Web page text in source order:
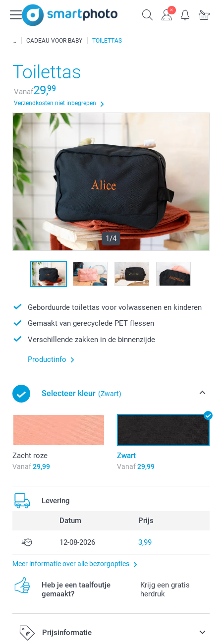
CADEAU VOOR BABY TOILETTAS
Toilettas
Vanaf29,99
Verzendkosten niet inbegrepen
1/4
Geborduurde toilettas voor volwassenen en kinderen
Gemaakt van gerecyclede PET flessen
Verschillende zakken in de binnenzijde
Productinfo
Selecteer kleur (Zwart)
Zacht roze
Vanaf29,99
Zwart
Vanaf29,99
Levering
Datum Prijs
12-08-2026 3,99
Meer informatie over alle bezorgopties
Heb je een taalfoutje
gemaakt?
Krijg een gratis
herdruk
Prijsinformatie